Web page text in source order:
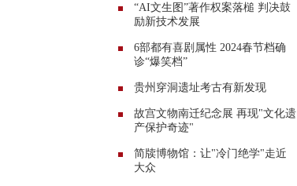
“AI文生图”著作权案落槌 判决鼓
励新技术发展
6部都有喜剧属性 2024春节档确
诊“爆笑档”
贵州穿洞遗址考古有新发现
故宫文物南迁纪念展 再现"文化遗
产保护奇迹"
简牍博物馆：让"冷门绝学"走近
大众